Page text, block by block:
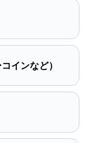
インなど）